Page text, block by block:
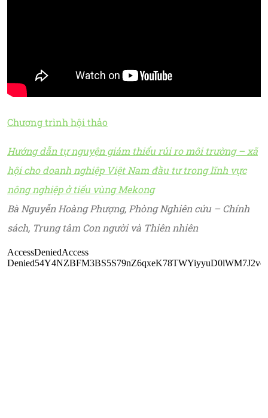
Chương trình hội thảo
Hướng dẫn tự nguyện giảm thiểu rủi ro môi trường – xã
hội cho doanh nghiệp Việt Nam đầu tư trong lĩnh vực
nông nghiệp ở tiểu vùng Mekong
Bà Nguyễn Hoàng Phượng, Phòng Nghiên cứu – Chính
sách, Trung tâm Con người và Thiên nhiên